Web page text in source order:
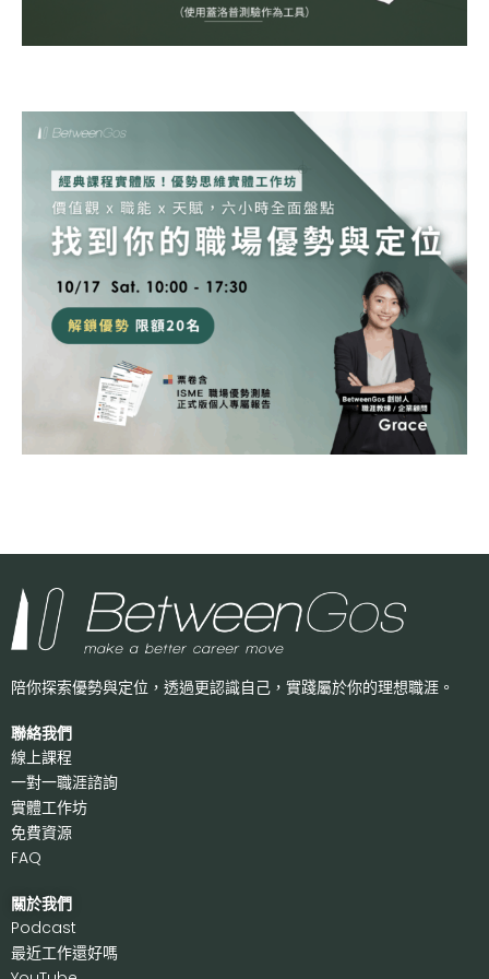
陪你探索優勢與定位，透過更認識自己， 實踐屬於你的理想職涯。
聯絡我們
線上課程
一對一職涯諮詢
實體工作坊
免費資源
FAQ
關於我們
Podcast
最近工作還好嗎